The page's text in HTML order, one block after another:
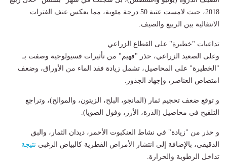
2018، حيث لامست عتبة 50 درجة مئوية، مما يعكس عنف الفترات
الانتقالية بين الربيع والصيف.
تداعيات "خطيرة" على القطاع الزراعي
وعلى الصعيد الزراعي، حذر "فهيم" من تأثيرات فسيولوجية وصفت بـ
"الخطيرة" على المحاصيل، تشمل زيادة فقد الماء من الأوراق، وضعف
امتصاص العناصر، وإجهاد الجذور.
و توقع ضعف تحجيم ثمار (المانجو، البلح، الزيتون، والموالح)، وتراجع
التلقيح في محاصيل (الذرة، الأرز، وفول الصويا).
و حذر من "زيادة" في نشاط العنكبوت الأحمر، ديدان الثمار، والبق
الدقيقي، بالإضافة إلى انتشار الأمراض الفطرية كالبياض الزغبي نتيجة
تداخل الرطوبة والحرارة.